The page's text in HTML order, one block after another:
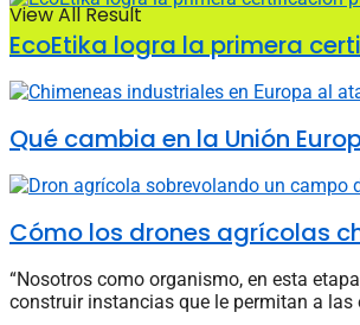
View All Result
EcoEtika logra la primera
Qué cambia en la Unión
Cómo los drones agrícolas
“Nosotros como organismo, en esta
construir instancias que le permitan a las